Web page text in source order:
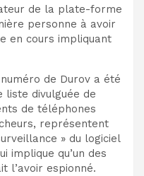
de la plate-forme
personne à avoir
en cours impliquant
de Durov a été
liste divulguée de
de téléphones
représentent
» du logiciel
implique qu’un des
l’avoir espionné.